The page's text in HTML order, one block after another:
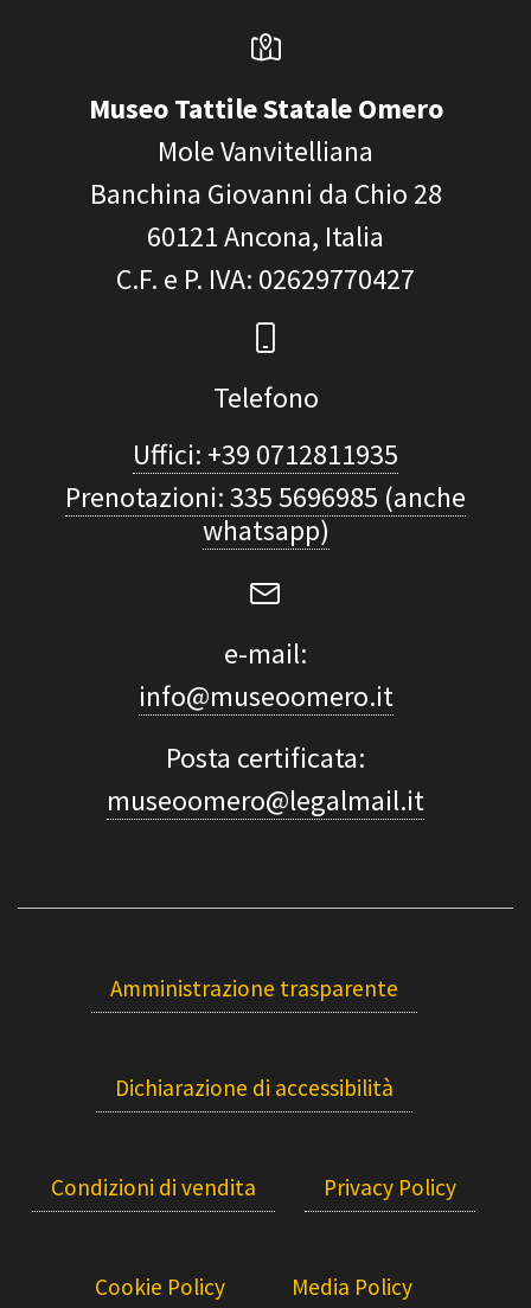
Museo Tattile Statale Omero
Mole Vanvitelliana
Banchina Giovanni da Chio 28
60121Ancona, Italia
C.F. e P. IVA: 02629770427
Telefono
Uffici: +39 0712811935
Prenotazioni: 335 5696985 (anche
whatsapp)
e-mail:
info@museoomero.it
Posta certificata:
museoomero@legalmail.it
Amministrazione trasparente
Dichiarazione di accessibilità
Condizioni di vendita Privacy Policy
Cookie Policy Media Policy